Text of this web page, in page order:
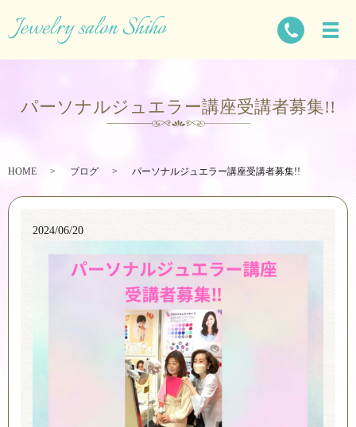
パーソナルジュエラー講座受講者募集!!
HOME ブログ パーソナルジュエラー講座受講者募集!!
2024/06/20